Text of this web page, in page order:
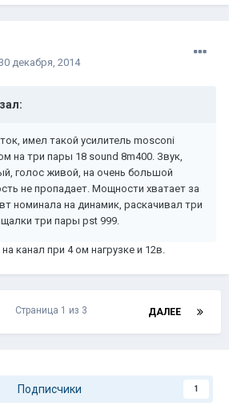
декабря, 2014
имел такой усилитель mosconi
на три пары 18 sound 8m400. Звук,
голос живой, на очень большой
не пропадает. Мощности хватает за
номинала на динамик, раскачивал три
три пары pst 999.
канал при 4 ом нагрузке и 12в.
ДАЛЕЕ
Страница 1 из 3
Подписчики 1